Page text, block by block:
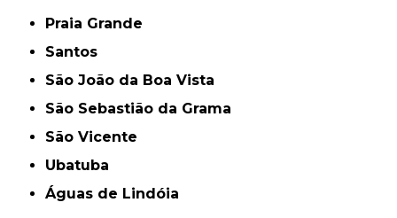
Praia Grande
Santos
São João da Boa Vista
São Sebastião da Grama
São Vicente
Ubatuba
Águas de Lindóia